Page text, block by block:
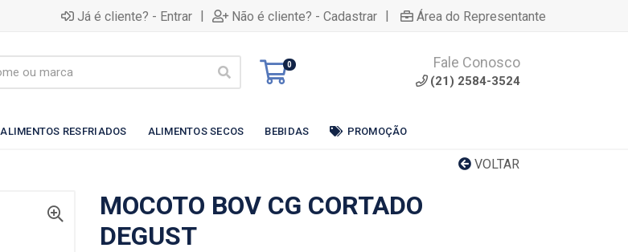
Já é cliente? - Entrar | Não é cliente? - Cadastrar | Área do Representante
0 Fale Conosco
(21) 2584-3524
ALIMENTOS RESFRIADOS ALIMENTOS SECOS BEBIDAS PROMOÇÃO
VOLTAR
MOCOTO BOV CG CORTADO
DEGUST